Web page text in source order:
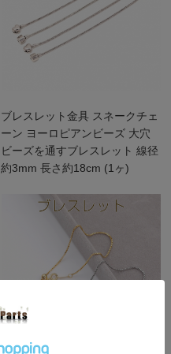
ブレスレット金具 スネークチェ
ーン ヨーロピアンビーズ 大穴
ビーズを通すブレスレット 線径
約3mm 長さ約18cm (1ヶ)